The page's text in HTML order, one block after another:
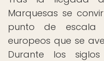
Marquesas se
punto de escala
europeos que se
Durante los siglos